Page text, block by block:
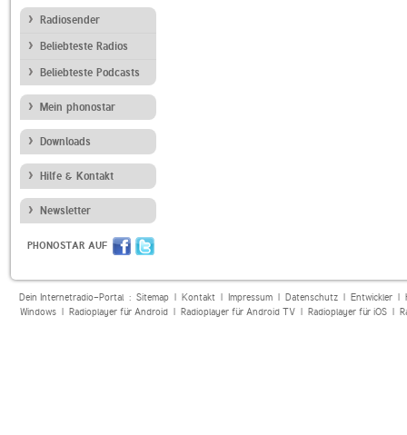
Radiosender
Beliebteste Radios
Beliebteste Podcasts
Mein phonostar
Downloads
Hilfe & Kontakt
Newsletter
PHONOSTAR AUF
Dein Internetradio-Portal : Sitemap| Kontakt| Impressum| Datenschutz| Entwickler|
Windows| Radioplayer für Android| Radioplayer für Android TV| Radioplayer für iOS|